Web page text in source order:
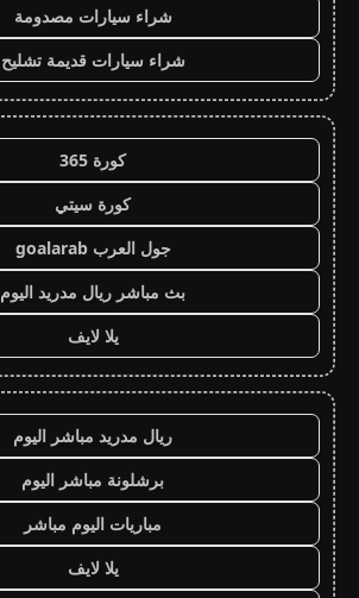
شراء سيارات مصدومة
شراء سيارات قديمة تشليح
كورة 365
كورة سيتي
جول العرب goalarab
بث مباشر ريال مدريد اليوم
يلا لايف
ريال مدريد مباشر اليوم
برشلونة مباشر اليوم
مباريات اليوم مباشر
يلا لايف